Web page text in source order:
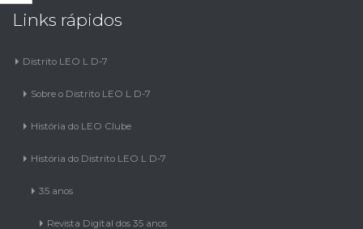
Distrito LEO L D-7
Sobre o Distrito LEO L D-7
História do LEO Clube
História do Distrito LEO L D-7
35 anos
Revista Digital dos 35 anos
Lions Internacional